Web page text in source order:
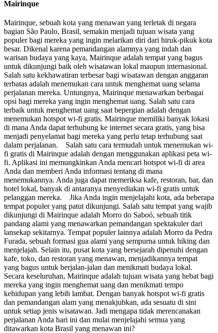
Mairinque
Mairinque, sebuah kota yang menawan yang terletak di negara
bagian São Paulo, Brasil, semakin menjadi tujuan wisata yang
populer bagi mereka yang ingin melarikan diri dari hiruk-pikuk kota
besar. Dikenal karena pemandangan alamnya yang indah dan
warisan budaya yang kaya, Mairinque adalah tempat yang bagus
untuk dikunjungi baik oleh wisatawan lokal maupun internasional.
Salah satu kekhawatiran terbesar bagi wisatawan dengan anggaran
terbatas adalah menemukan cara untuk menghemat uang selama
perjalanan mereka. Untungnya, Mairinque menawarkan berbagai
opsi bagi mereka yang ingin menghemat uang. Salah satu cara
terbaik untuk menghemat uang saat bepergian adalah dengan
menemukan hotspot wi-fi gratis. Mairinque memiliki banyak lokasi
di mana Anda dapat terhubung ke internet secara gratis, yang bisa
menjadi penyelamat bagi mereka yang perlu tetap terhubung saat
dalam perjalanan. Salah satu cara termudah untuk menemukan wi-
fi gratis di Mairinque adalah dengan menggunakan aplikasi peta wi-
fi. Aplikasi ini memungkinkan Anda mencari hotspot wi-fi di area
Anda dan memberi Anda informasi tentang di mana
menemukannya. Anda juga dapat memeriksa kafe, restoran, bar, dan
hotel lokal, banyak di antaranya menyediakan wi-fi gratis untuk
pelanggan mereka. Jika Anda ingin menjelajahi kota, ada beberapa
tempat populer yang patut dikunjungi. Salah satu tempat yang wajib
dikunjungi di Mairinque adalah Morro do Saboó, sebuah titik
pandang alami yang menawarkan pemandangan spektakuler dari
lansekap sekitarnya. Tempat populer lainnya adalah Morro da Pedra
Furada, sebuah formasi gua alami yang sempurna untuk hiking dan
menjelajah. Selain itu, pusat kota yang bersejarah dipenuhi dengan
kafe, toko, dan restoran yang menawan, menjadikannya tempat
yang bagus untuk berjalan-jalan dan menikmati budaya lokal.
Secara keseluruhan, Mairinque adalah tujuan wisata yang hebat bagi
mereka yang ingin menghemat uang dan menikmati tempo
kehidupan yang lebih lambat. Dengan banyak hotspot wi-fi gratis
dan pemandangan alam yang menakjubkan, ada sesuatu di sini
untuk setiap jenis wisatawan. Jadi mengapa tidak merencanakan
perjalanan Anda hari ini dan mulai menjelajahi semua yang
ditawarkan kota Brasil yang menawan ini?